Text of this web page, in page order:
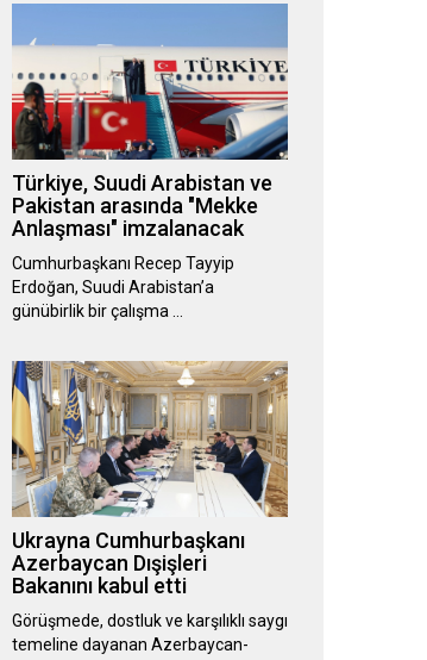
Türkiye, Suudi Arabistan ve
Pakistan arasında "Mekke
Anlaşması" imzalanacak
Cumhurbaşkanı Recep Tayyip
Erdoğan, Suudi Arabistan’a
günübirlik bir çalışma …
Ukrayna Cumhurbaşkanı
Azerbaycan Dışişleri
Bakanını kabul etti
Görüşmede, dostluk ve karşılıklı saygı
temeline dayanan Azerbaycan-